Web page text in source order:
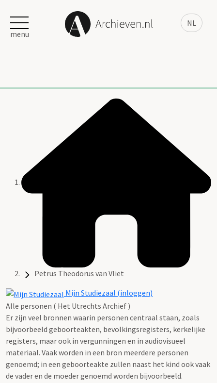
NL
menu
Petrus Theodorus van Vliet
Mijn Studiezaal (inloggen)
Alle personen ( Het Utrechts Archief )
Er zijn veel bronnen waarin personen centraal staan, zoals
bijvoorbeeld geboorteakten, bevolkingsregisters, kerkelijke
registers, maar ook in vergunningen en in audiovisueel
materiaal. Vaak worden in een bron meerdere personen
genoemd; in een geboorteakte zullen naast het kind ook vaak
de vader en de moeder genoemd worden bijvoorbeeld.